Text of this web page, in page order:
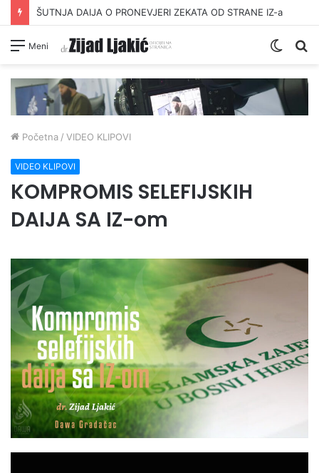
ŠUTNJA DAIJA O PRONEVJERI ZEKATA OD STRANE IZ-a
Meni
Switch
Početna / VIDEO KLIPOVI
VIDEO KLIPOVI
KOMPROMIS SELEFIJSKIH
DAIJA SA IZ-om